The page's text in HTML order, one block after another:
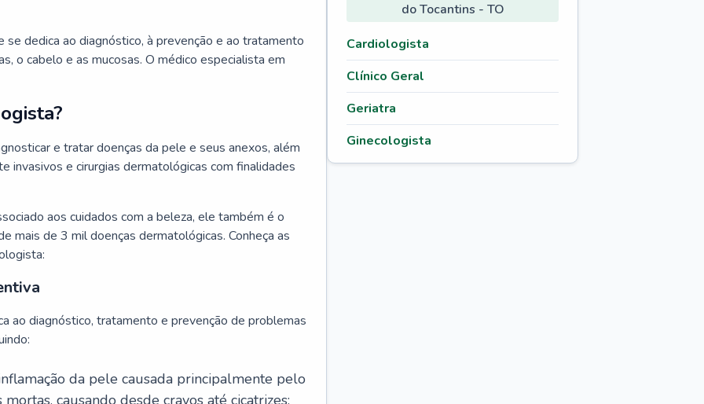
se dedica ao diagnóstico, à prevenção e ao tratamento
o cabelo e as mucosas. O médico especialista em
e tratar doenças da pele e seus anexos, além
invasivos e cirurgias dermatológicas com finalidades
aos cuidados com a beleza, ele também é o
mais de 3 mil doenças dermatológicas. Conheça as
ao diagnóstico, tratamento e prevenção de problemas
da pele causada principalmente pelo
causando desde cravos até cicatrizes;
do Tocantins - TO
Cardiologista
Clínico Geral
Geriatra
Ginecologista